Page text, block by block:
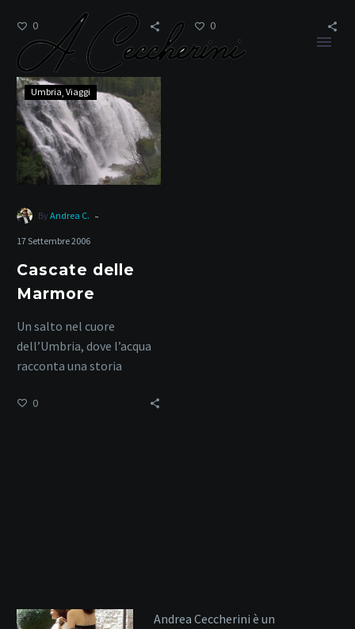
Trekking
sono una meraviglia
naturale che lascia senza
fiato….
0 0
Cascate
delle
Marmore
Umbria Viaggi
By Andrea C. -
17 Settembre 2006
Cascate delle
Marmore
Un salto nel cuore
dell’Umbria, dove l’acqua
racconta una storia
0
Andrea Ceccherini è un